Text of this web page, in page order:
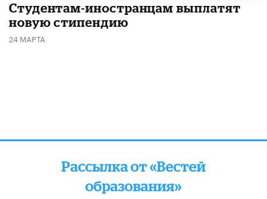
Студентам-иностранцам выплатят
новую стипендию
24 МАРТА
Рассылка от «Вестей
образования»